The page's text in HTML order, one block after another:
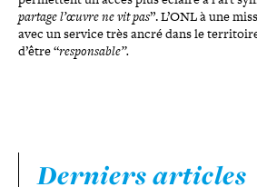
partage l’œuvre ne vit pas”. L’ONL à une
avec un service très ancré dans le
d’être “res­pon­sable”.
Derniers articles